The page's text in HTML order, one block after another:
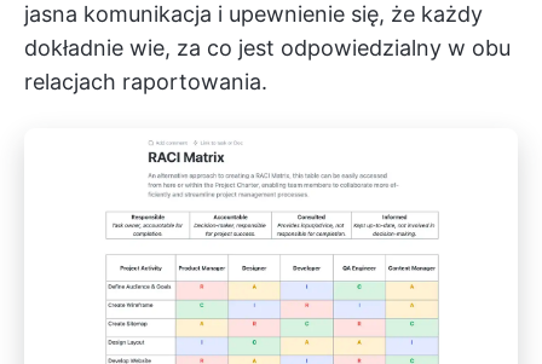
jasna komunikacja i upewnienie się, że każdy
dokładnie wie, za co jest odpowiedzialny w obu
relacjach raportowania.